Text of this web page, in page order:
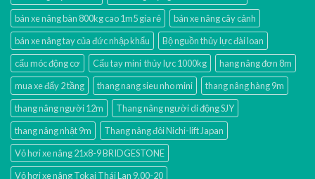
bán xe nâng bàn 800kg cao 1m5 gía rẻ
bán xe nâng cây cảnh
bán xe nâng tay của đức nhập khẩu
Bộ nguồn thủy lực đài loan
cẩu móc động cơ
Cẩu tay mini thủy lực 1000kg
hang nâng đơn 8m
mua xe đẩy 2 tầng
thang nang sieu nho mini
thang nâng hàng 9m
thang nâng người 12m
Thang nâng người di động SJY
thang nâng nhật 9m
Thang nâng đôi Nichi-lift Japan
Vỏ hơi xe nâng 21x8-9 BRIDGESTONE
Vỏ hơi xe nâng Tokai Thái Lan 9.00-20